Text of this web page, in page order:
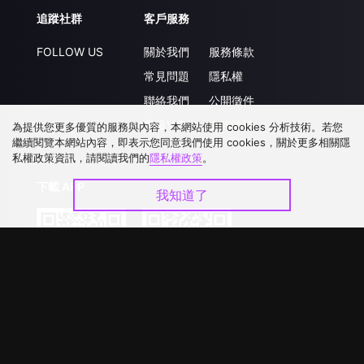
追蹤社群
FOLLOW US
客戶服務
關於我們
常見問題
聯絡我們
升級VIP
服務條款
隱私權
公開徵件
合作洽談
為提供您更多優質的服務與內容，本網站使用 cookies 分析技術。若您
繼續閱覽本網站內容，即表示您同意我們使用 cookies，關於更多相關隱
私權政策資訊，請閱讀我們的隱私權政策。
我知道了